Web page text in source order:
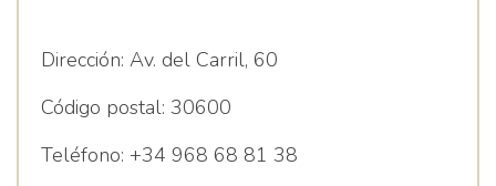
Dirección: Av. del Carril, 60
Código postal: 30600
Teléfono: +34 968 68 81 38